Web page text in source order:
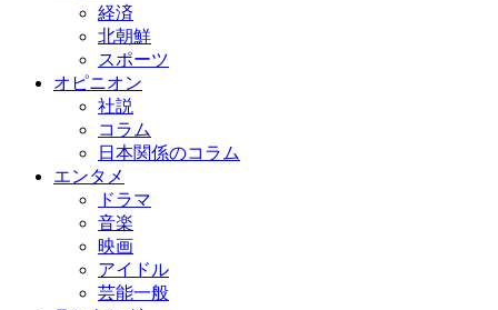
経済
北朝鮮
スポーツ
オピニオン
社説
コラム
日本関係のコラム
エンタメ
ドラマ
音楽
映画
アイドル
芸能一般